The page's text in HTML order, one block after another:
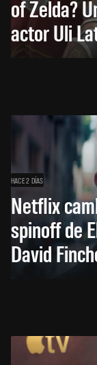
of Zelda?
actor Uli
HACE 2 DÍAS
Netflix
spinoff de
David